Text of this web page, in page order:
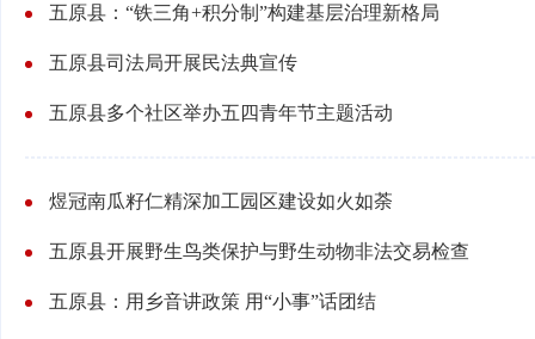
五原县：“铁三角+积分制”构建基层治理新格局
五原县司法局开展民法典宣传
五原县多个社区举办五四青年节主题活动
煜冠南瓜籽仁精深加工园区建设如火如荼
五原县开展野生鸟类保护与野生动物非法交易检查
五原县：用乡音讲政策 用“小事”话团结